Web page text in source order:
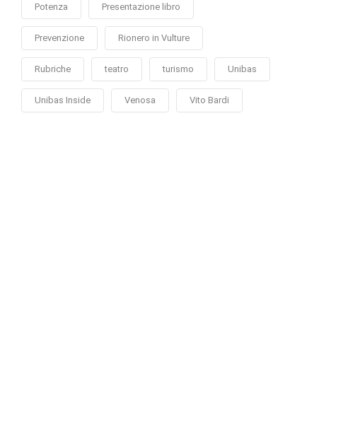
Potenza Presentazione libro
Prevenzione Rionero in Vulture
Rubriche teatro turismo Unibas
Unibas Inside Venosa Vito Bardi